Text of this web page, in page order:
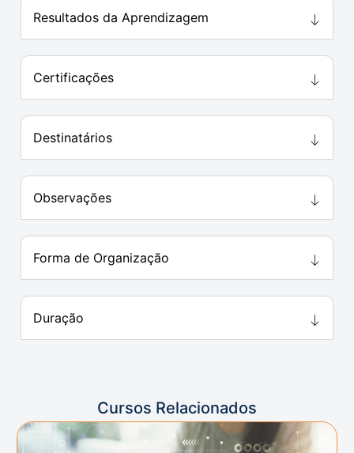
Resultados da Aprendizagem
Certificações
Destinatários
Observações
Forma de Organização
Duração
Cursos Relacionados